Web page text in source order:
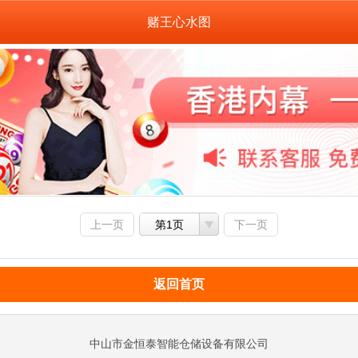
赌王心水图
上一页 第1页 下一页
返回首页
中山市金恒泰智能仓储设备有限公司